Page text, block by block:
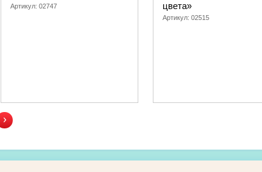
Артикул: 02747
цвета»
Артикул: 02515
›